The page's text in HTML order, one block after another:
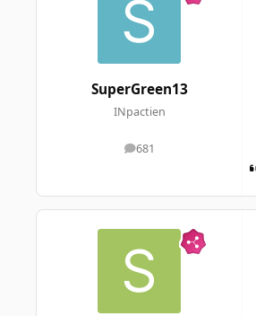
SuperGreen13
INpactien
681
messages